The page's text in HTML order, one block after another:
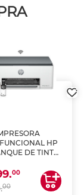
HP
DE TINTA
00
00